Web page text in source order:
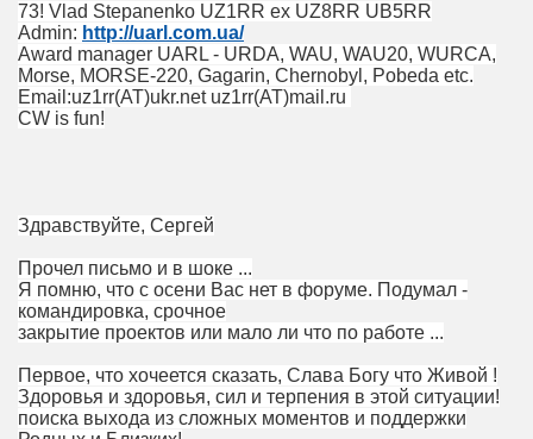
73! Vlad Stepanenko UZ1RR ex UZ8RR UB5RR
Admin: http://uarl.com.ua/
Award manager UARL - URDA, WAU, WAU20, WURCA,
Morse, MORSE-220, Gagarin, Chernobyl, Pobeda etc.
Email:uz1rr(AT)ukr.net uz1rr(AT)mail.ru
CW is fun!
Здравствуйте, Сергей
Прочел письмо и в шоке ...
Я помню, что с осени Вас нет в форуме. Подумал -
командировка, срочное
закрытие проектов или мало ли что по работе ...
Первое, что хочеется сказать, Слава Богу что Живой !
Здоровья и здоровья, сил и терпения в этой ситуации!
поиска выхода из сложных моментов и поддержки